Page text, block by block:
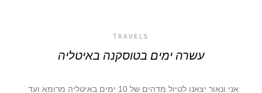
TRAVELS
עשרה ימים בטוסקנה באיטליה
אני ונאור יצאנו לטיול מדהים של 10 ימים באיטליה מרומא ועד